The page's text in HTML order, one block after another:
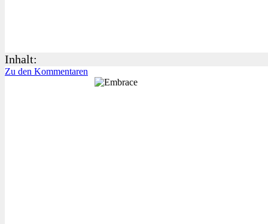
Inhalt:
Zu den Kommentaren